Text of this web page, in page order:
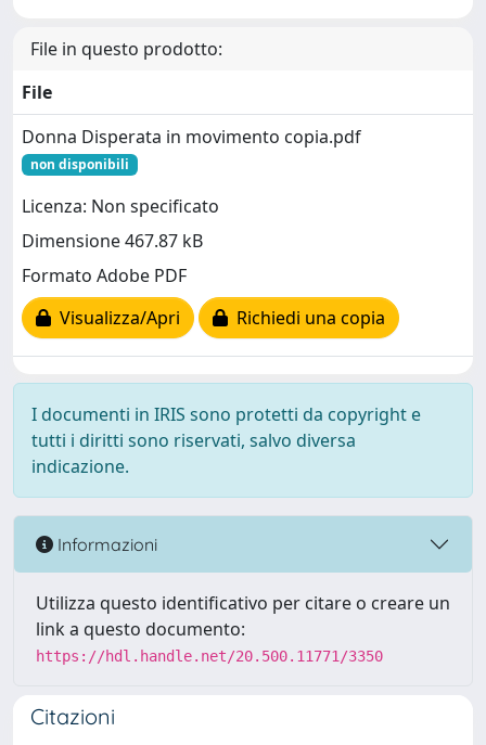
File in questo prodotto:
File
Donna Disperata in movimento copia.pdf
non disponibili
Licenza: Non specificato
Dimensione 467.87 kB
Formato Adobe PDF
Visualizza/Apri
Richiedi una copia
I documenti in IRIS sono protetti da copyright e
tutti i diritti sono riservati, salvo diversa
indicazione.
Informazioni
Utilizza questo identificativo per citare o creare un
link a questo documento:
https://hdl.handle.net/20.500.11771/3350
Citazioni